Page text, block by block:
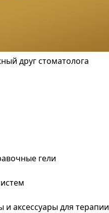
друг стоматолога
гели
аксессуары для терапии